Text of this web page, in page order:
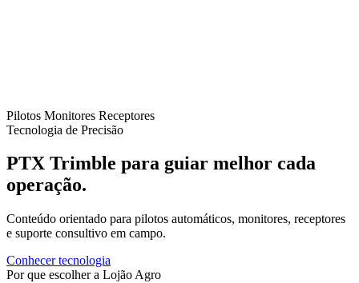
Pilotos Monitores Receptores
Tecnologia de Precisão
PTX Trimble para guiar melhor cada
operação.
Conteúdo orientado para pilotos automáticos, monitores, receptores
e suporte consultivo em campo.
Conhecer tecnologia
Por que escolher a Lojão Agro